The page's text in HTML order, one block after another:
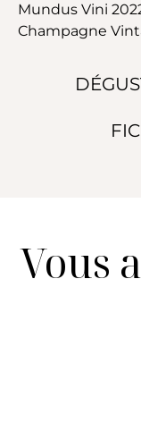
Mundus Vini
Champagne
Vous